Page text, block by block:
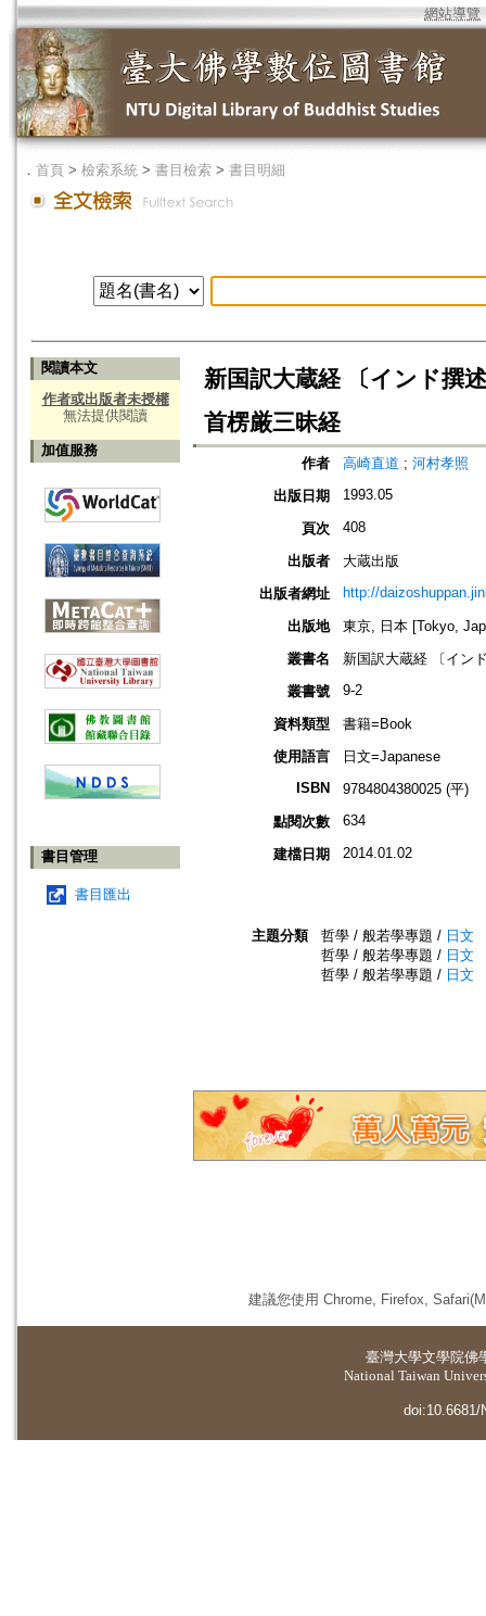
網站導覽
． 首頁 > 檢索系統 > 書目檢索 > 書目明細
閱讀本文
作者或出版者未授權
無法提供閱讀
加值服務
書目管理
書目匯出
新国訳大蔵経 〔インド撰
首楞厳三昧経
作者 高崎直道 ; 河村孝照
出版日期
1993.05
頁次 408
出版者
大蔵出版
出版者網址
http://
出版地
東京, 日本 [Tokyo,
叢書名
新国訳大蔵経 〔イン
叢書號
9-2
資料類型
書籍=Book
使用語言
日文=Japanese
ISBN
9784804380025 (平)
點閱次數
634
建檔日期 2014.01.02
主題分類 哲學 / 般若學專題 / 日文
哲學 / 般若學專題 / 日文
哲學 / 般若學專題 / 日文
建議您使用 Chrome, Firefox,
臺灣大學文學院佛
National Taiwan
doi:10.6681/